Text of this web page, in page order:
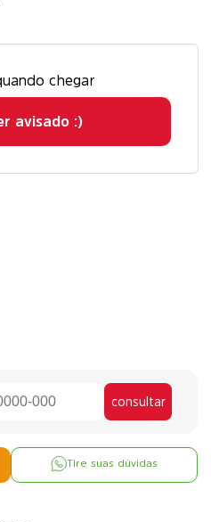
chegar
avisado :)
consultar
Tire suas dúvidas